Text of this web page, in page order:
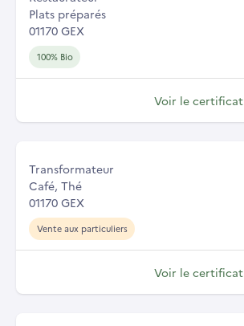
Plats préparés
01170 GEX
100% Bio
Voir le certificat
Transformateur
Café, Thé
01170 GEX
Vente aux particuliers
Voir le certificat